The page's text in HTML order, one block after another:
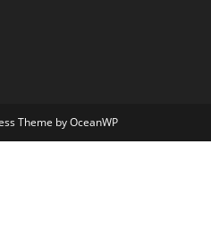
Theme by OceanWP